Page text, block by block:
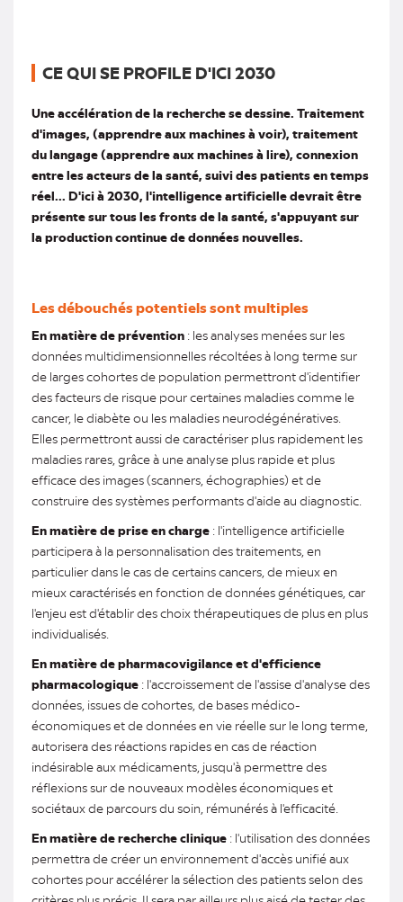
CE QUI SE PROFILE D'ICI 2030
Une accélération de la recherche se dessine. Traitement
d'images, (apprendre aux machines à voir), traitement
du langage (apprendre aux machines à lire), connexion
entre les acteurs de la santé, suivi des patients en temps
réel... D'ici à 2030, l'intelligence artificielle devrait être
présente sur tous les fronts de la santé, s'appuyant sur
la production continue de données nouvelles.
Les débouchés potentiels sont multiples
En matière de prévention : les analyses menées sur les
données multidimensionnelles récoltées à long terme sur
de larges cohortes de population permettront d'identifier
des facteurs de risque pour certaines maladies comme le
cancer, le diabète ou les maladies neurodégénératives.
Elles permettront aussi de caractériser plus rapidement les
maladies rares, grâce à une analyse plus rapide et plus
efficace des images (scanners, échographies) et de
construire des systèmes performants d'aide au diagnostic.
En matière de prise en charge : l'intelligence artificielle
participera à la personnalisation des traitements, en
particulier dans le cas de certains cancers, de mieux en
mieux caractérisés en fonction de données génétiques, car
l'enjeu est d'établir des choix thérapeutiques de plus en plus
individualisés.
En matière de pharmacovigilance et d'efficience
pharmacologique : l'accroissement de l'assise d'analyse des
données, issues de cohortes, de bases médico-
économiques et de données en vie réelle sur le long terme,
autorisera des réactions rapides en cas de réaction
indésirable aux médicaments, jusqu'à permettre des
réflexions sur de nouveaux modèles économiques et
sociétaux de parcours du soin, rémunérés à l'efficacité.
En matière de recherche clinique : l'utilisation des données
permettra de créer un environnement d'accès unifié aux
cohortes pour accélérer la sélection des patients selon des